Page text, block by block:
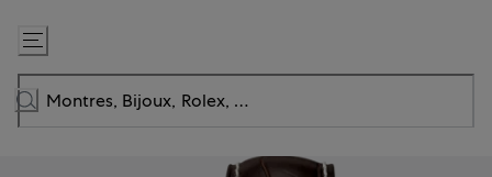
Passer
au
contenu